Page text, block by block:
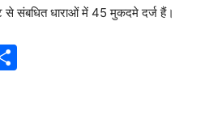
संबधित धाराओं में 45 मुकदमे दर्ज हैं।